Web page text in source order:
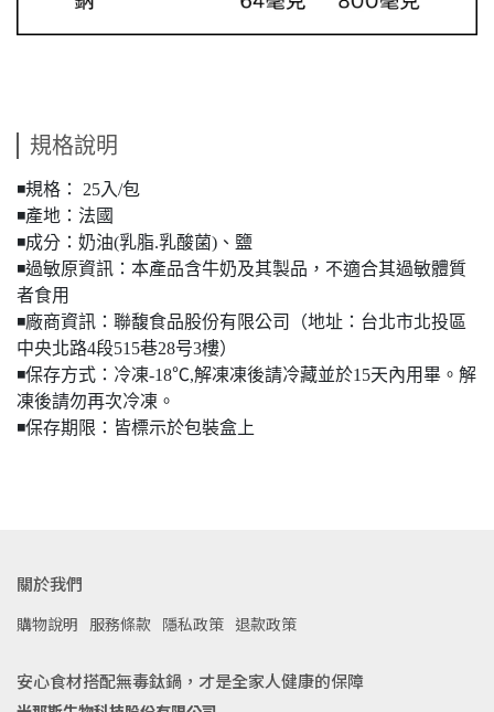
規格說明
◾️規格： 25入/包
◾️產地：法國
◾️成分：奶油(乳脂.乳酸菌)、鹽
◾️過敏原資訊：本產品含牛奶及其製品，不適合其過敏體質
者食用
◾️廠商資訊：聯馥食品股份有限公司（地址：台北市北投區
中央北路4段515巷28号3樓）
◾️保存方式：冷凍-18℃,解凍凍後請冷藏並於15天內用畢。解
凍後請勿再次冷凍。
◾️保存期限：皆標示於包裝盒上
關於我們
購物說明 服務條款 隱私政策 退款政策
安心食材搭配無毒鈦鍋，才是全家人健康的保障